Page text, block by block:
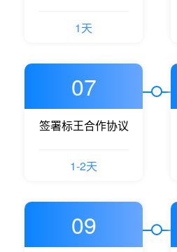
1天
07
签署标王合作协议
1-2天
09